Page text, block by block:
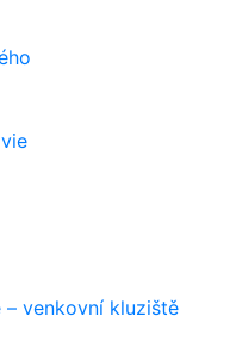
venkovní kluziště